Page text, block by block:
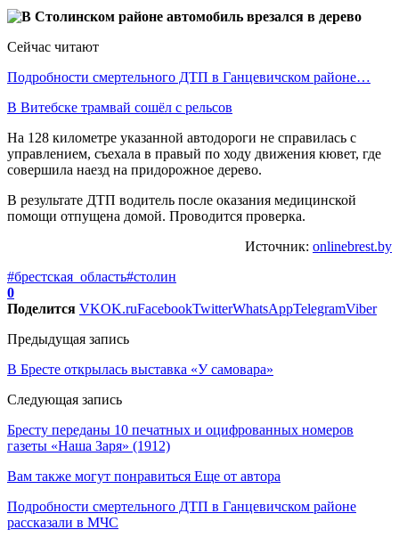
Сейчас читают
Подробности смертельного ДТП в Ганцевичском районе…
В Витебске трамвай сошёл с рельсов
На 128 километре указанной автодороги не справилась с
управлением, съехала в правый по ходу движения кювет, где
совершила наезд на придорожное дерево.
В результате ДТП водитель после оказания медицинской
помощи отпущена домой. Проводится проверка.
Источник: onlinebrest.by
#брестская_область#столин
0
Поделится VKOK.ruFacebookTwitterWhatsAppTelegramViber
Предыдущая запись
В Бресте открылась выставка «У самовара»
Следующая запись
Бресту переданы 10 печатных и оцифрованных номеров
газеты «Наша Заря» (1912)
Вам также могут понравиться Еще от автора
Подробности смертельного ДТП в Ганцевичском районе
рассказали в МЧС